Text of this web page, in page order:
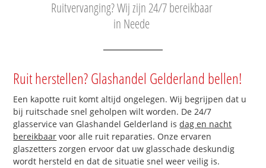
Ruitvervanging? Wij zijn 24/7 bereikbaar
in Neede
Ruit herstellen? Glashandel Gelderland bellen!
Een kapotte ruit komt altijd ongelegen. Wij begrijpen dat u
bij ruitschade snel geholpen wilt worden. De 24/7
glasservice van Glashandel Gelderland isdag en nacht
bereikbaar voor alle ruit reparaties. Onze ervaren
glaszetters zorgen ervoor dat uw glasschade deskundig
wordt hersteld en dat de situatie snel weer veilig is.